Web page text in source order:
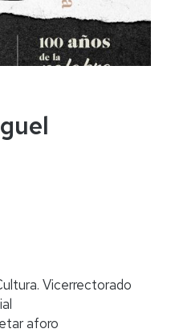
Vicerrectorado
aforo